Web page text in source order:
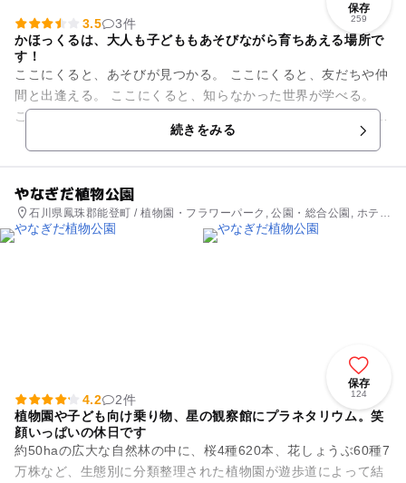
保存
259
3.5
3件
かほっくるは、大人も子どももあそびながら育ちあえる場所で
す！
ここにくると、あそびが見つかる。 ここにくると、友だちや仲
間と出逢える。 ここにくると、知らなかった世界が学べる。
ここにくると、みんなが大きな輪（和）になれる。 森にさまざ
続きをみる
やなぎだ植物公園
石川県鳳珠郡能登町 / 植物園・フラワーパーク, 公園・総合公園, ホテ
ル・旅館
保存
124
4.2
2件
植物園や子ども向け乗り物、星の観察館にプラネタリウム。笑
顔いっぱいの休日です
約50haの広大な自然林の中に、桜4種620本、花しょうぶ60種7
万株など、生態別に分類整理された植物園が遊歩道によって結